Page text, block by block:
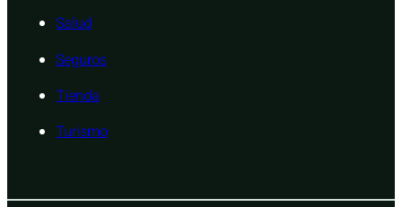
Salud
Seguros
Tienda
Turismo